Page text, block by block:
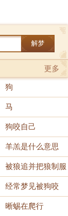
解梦
更多
狗
马
狗咬自己
羊羔是什么意思
被狼追并把狼制服
经常梦见被狗咬
晰蜴在爬行